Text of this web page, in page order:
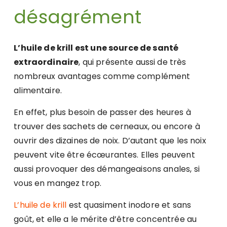
désagrément
L’huile de krill est une source de santé
extraordinaire, qui présente aussi de très
nombreux avantages comme complément
alimentaire.
En effet, plus besoin de passer des heures à
trouver des sachets de cerneaux, ou encore à
ouvrir des dizaines de noix. D’autant que les noix
peuvent vite être écœurantes. Elles peuvent
aussi provoquer des démangeaisons anales, si
vous en mangez trop.
L’huile de krill est quasiment inodore et sans
goût, et elle a le mérite d’être concentrée au